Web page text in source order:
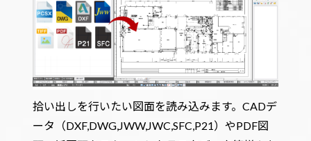
拾い出しを行いたい図面を読み込みます。CADデ
ータ（DXF,DWG,JWW,JWC,SFC,P21）やPDF図